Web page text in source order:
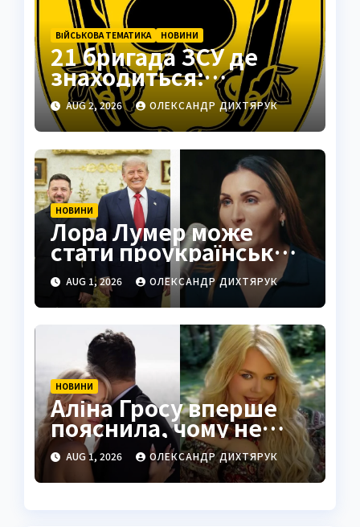
ВІЙСЬКОВА ТЕМАТИКА НОВИНИ
21 бригада ЗСУ де
знаходиться:
Подільськ як
стратегічний центр
AUG 2, 2026 ОЛЕКСАНДР ДИХТЯРУК
НОВИНИ
Лора Лумер може
стати проукраїнським
голосом для Трампа
AUG 1, 2026 ОЛЕКСАНДР ДИХТЯРУК
НОВИНИ
Аліна Гросу вперше
пояснила, чому не
показує чоловіка
AUG 1, 2026 ОЛЕКСАНДР ДИХТЯРУК